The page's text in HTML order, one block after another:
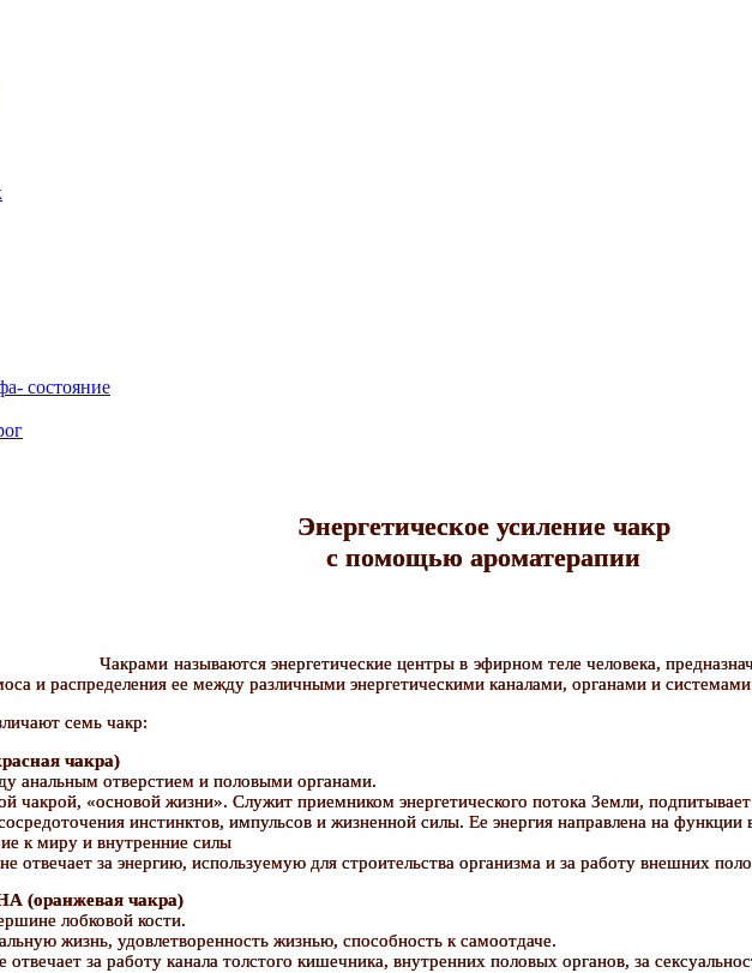
состояние
Энергетическое усиление чакр
с помощью ароматерапии
Чакрами называются энергетические центры в эфирном теле человека,
и распределения ее между различными энергетическими каналами, органами и
семь чакр:
чакра)
анальным отверстием и половыми органами.
чакрой, «основой жизни». Служит приемником энергетического потока Земли,
инстинктов, импульсов и жизненной силы. Ее энергия направлена на функции
к миру и внутренние силы
отвечает за энергию, используемую для строительства организма и за работу внешних
(оранжевая чакра)
лобковой кости.
жизнь, удовлетворенность жизнью, способность к самоотдаче.
отвечает за работу канала толстого кишечника, внутренних половых органов, за